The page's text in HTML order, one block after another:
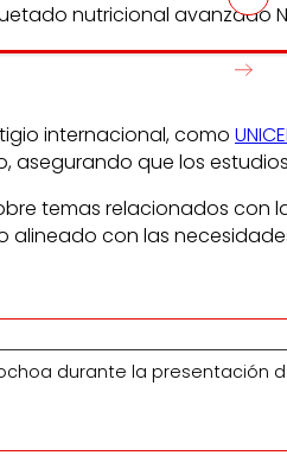
nutricional
internacional, como
que los
temas relacionados
con las
durante la